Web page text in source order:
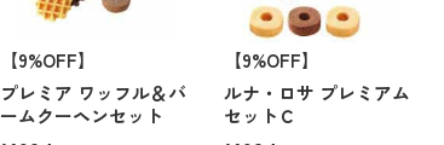
【9%OFF】
プレミア ワッフル＆バ
ームクーヘンセット
【9%OFF】
ルナ・ロサ プレミアム
セットＣ